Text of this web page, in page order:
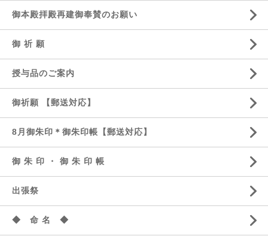
御本殿拝殿再建御奉賛のお願い
御 祈 願
授与品のご案内
御祈願 【郵送対応】
8月御朱印＊御朱印帳【郵送対応】
御 朱 印 ・ 御 朱 印 帳
出張祭
◆ 命 名 ◆